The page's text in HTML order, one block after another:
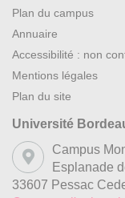
Plan du campus
Annuaire
Accessibilité : non
Mentions légales
Plan du site
Université
Campus
Esplanade
33607 Pessac